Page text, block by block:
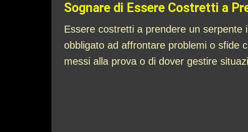
Sognare di Essere Costretti a
Essere costretti a prendere un serpente
obbligato ad affrontare problemi o sfide
messi alla prova o di dover gestire